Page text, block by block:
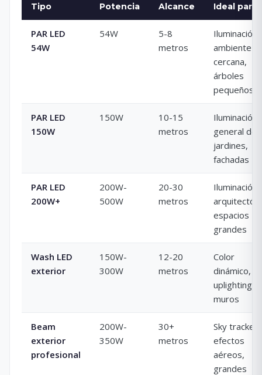
Tipo Potencia Alcance Ideal para
PAR LED
54W
54W
5-8
metros
Iluminación
ambiente
cercana,
árboles
pequeños
PAR LED
150W
150W
10-15
metros
Iluminación
general de
jardines,
fachadas
PAR LED
200W+
200W-
500W
20-30
metros
Iluminación
espacios
grandes
Wash LED
exterior
150W-
300W
12-20
metros
Color
dinámico,
uplighting
muros
Beam
exterior
profesional
200W-
350W
30+
metros
Sky
efectos
aéreos,
grandes